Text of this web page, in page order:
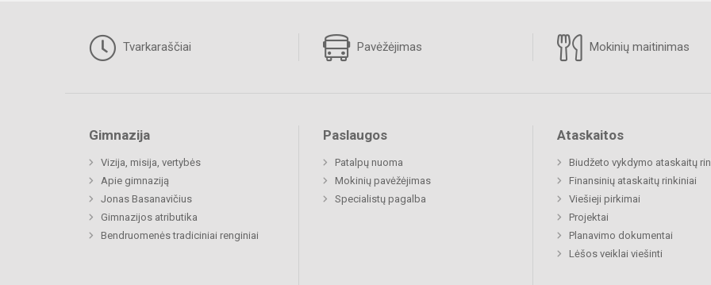
Tvarkaraščiai Pavėžėjimas Mokinių maitinimas
Gimnazija
Vizija, misija, vertybės
Apie gimnaziją
Jonas Basanavičius
Gimnazijos atributika
Bendruomenės tradiciniai renginiai
Paslaugos
Patalpų nuoma
Mokinių pavėžėjimas
Specialistų pagalba
Ataskaitos
Biudžeto vykdymo ataskaitų
Finansinių ataskaitų rinkiniai
Viešieji pirkimai
Projektai
Planavimo dokumentai
Lėšos veiklai viešinti